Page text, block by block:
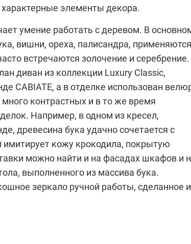
элементы декора.
умение работать с деревом. В
вишни, ореха, палисандра, применяются
встречаются золочение и серебрение.
диван из коллекции Luxury Classic,
CABIATE, а в отделке использован
контрастных и в то же время
Например, в одном из кресел,
древесина бука удачно сочетается с
имитирует кожу крокодила, покрытую
можно найти и на фасадах шкафов и
выполненного из массива бука.
зеркало ручной работы, сделанное